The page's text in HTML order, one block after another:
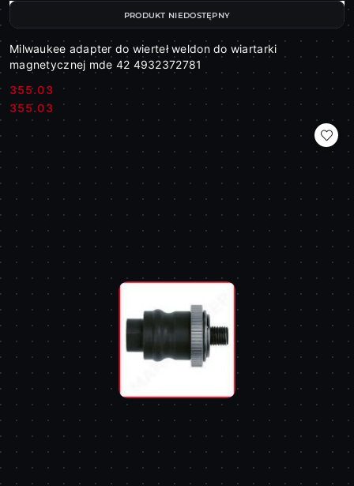
Milwaukee adapter do wierteł weldon do wiartarki
magnetycznej mde 42 4932372781
Cena:
355.03
Cena:
355.03
PRODUKT NIEDOSTĘPNY